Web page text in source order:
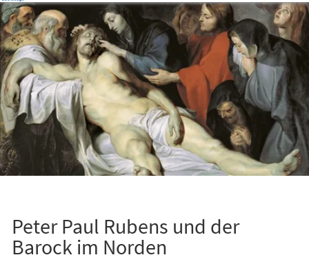
Peter Paul Rubens und der
Barock im Norden